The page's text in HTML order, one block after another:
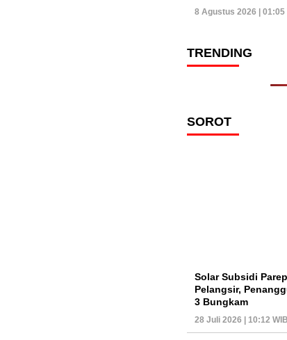
8 Agustus 2026 | 01:05
TRENDING
SOROT
Solar Subsidi
Pelangsir,
3 Bungkam
28 Juli 2026 | 10:12 WIB